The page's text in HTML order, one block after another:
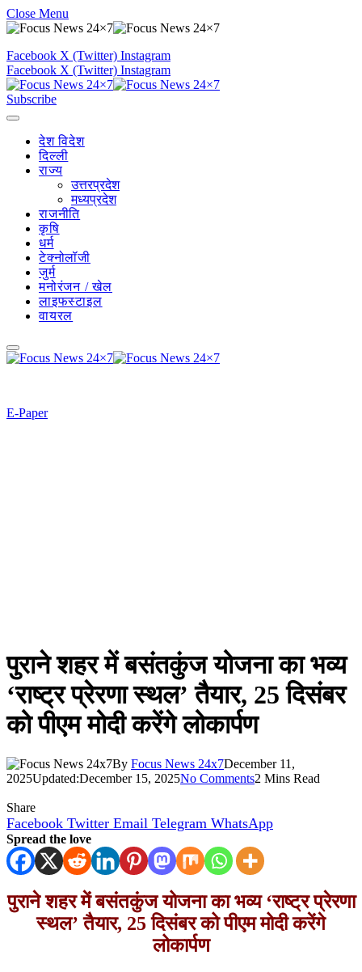
Close Menu
Facebook X (Twitter) Instagram
Facebook X (Twitter) Instagram
Subscribe
देश विदेश
दिल्ली
राज्य
उत्तरप्रदेश
मध्यप्रदेश
राजनीति
कृषि
धर्म
टेक्नोलॉजी
जुर्म
मनोरंजन / खेल
लाइफस्टाइल
वायरल
E-Paper
पुराने शहर में बसंतकुंज योजना का भव्य
‘राष्ट्र प्रेरणा स्थल’ तैयार, 25 दिसंबर
को पीएम मोदी करेंगे लोकार्पण
By Focus News 24x7December 11,
2025Updated:December 15, 2025No Comments2 Mins Read
Share
Facebook Twitter Email Telegram WhatsApp
Spread the love
पुराने शहर में बसंतकुंज योजना का भव्य ‘राष्ट्र प्रेरणा
स्थल’ तैयार, 25 दिसंबर को पीएम मोदी करेंगे
लोकार्पण